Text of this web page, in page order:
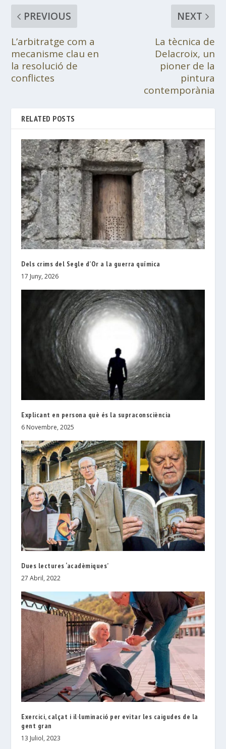
PREVIOUS
L’arbitratge com a
mecanisme clau en
la resolució de
conflictes
NEXT
La tècnica de
Delacroix, un
pioner de la
pintura
contemporània
RELATED POSTS
Dels crims del Segle d’Or a la guerra química
17 Juny, 2026
Explicant en persona què és la supraconsciència
6 Novembre, 2025
Dues lectures ‘acadèmiques’
27 Abril, 2022
Exercici, calçat i il·luminació per evitar les caigudes de la
gent gran
13 Juliol, 2023